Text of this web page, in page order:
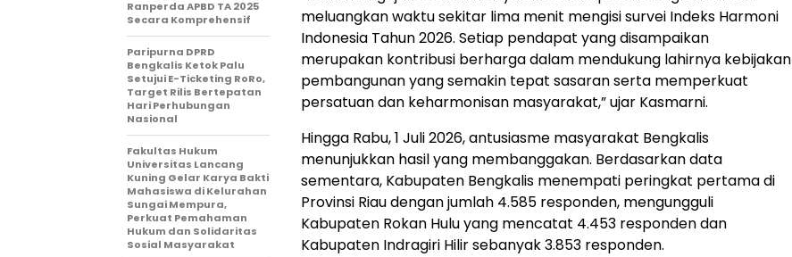
meluangkan waktu sekitar lima menit mengisi survei Indeks Harmoni
Indonesia Tahun 2026. Setiap pendapat yang disampaikan
merupakan kontribusi berharga dalam mendukung lahirnya kebijakan
pembangunan yang semakin tepat sasaran serta memperkuat
persatuan dan keharmonisan masyarakat,” ujar Kasmarni.
Hingga Rabu, 1 Juli 2026, antusiasme masyarakat Bengkalis
menunjukkan hasil yang membanggakan. Berdasarkan data
sementara, Kabupaten Bengkalis menempati peringkat pertama di
Provinsi Riau dengan jumlah 4.585 responden, mengungguli
Kabupaten Rokan Hulu yang mencatat 4.453 responden dan
Kabupaten Indragiri Hilir sebanyak 3.853 responden.
Ranperda APBD TA 2025
Secara Komprehensif
Paripurna DPRD
Bengkalis Ketok Palu
Setujui E-Ticketing RoRo,
Target Rilis Bertepatan
Hari Perhubungan
Nasional
Fakultas Hukum
Universitas Lancang
Kuning Gelar Karya Bakti
Mahasiswa di Kelurahan
Sungai Mempura,
Perkuat Pemahaman
Hukum dan Solidaritas
Sosial Masyarakat